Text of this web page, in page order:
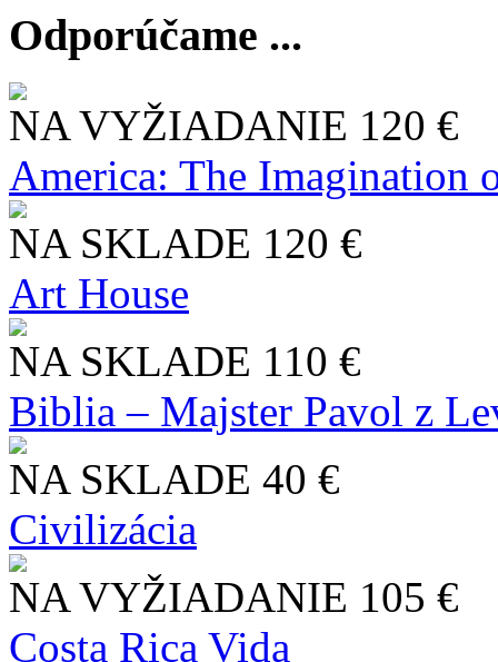
Odporúčame ...
NA VYŽIADANIE 120 €
America: The Imagination
NA SKLADE 120 €
Art House
NA SKLADE 110 €
Biblia – Majster Pavol z
NA SKLADE 40 €
Civilizácia
NA VYŽIADANIE 105 €
Costa Rica Vida